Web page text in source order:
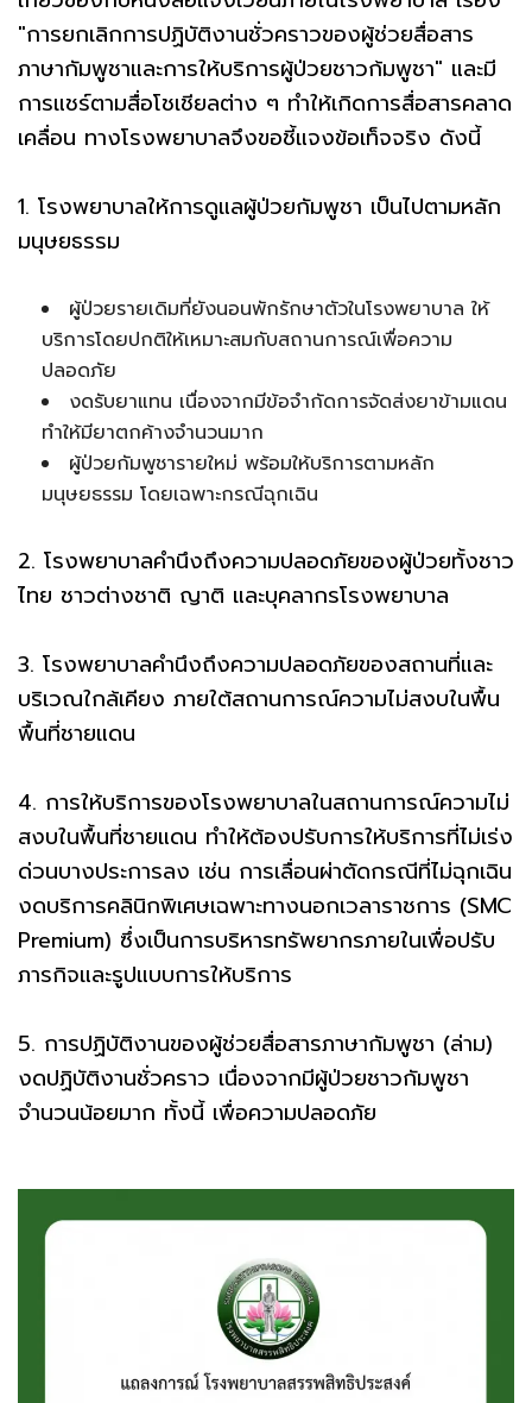
"การยกเลิกการปฏิบัติงานชั่วคราวของผู้ช่วยสื่อสาร
ภาษากัมพูชาและการให้บริการผู้ป่วยชาวก้มพูชา" และมี
การแชร์ตามสื่อโชเชียลต่าง ๆ ทำให้เกิดการสื่อสารคลาด
เคลื่อน ทางโรงพยาบาลจึงขอชี้แจงข้อเท็จจริง ดังนี้
1. โรงพยาบาลให้การดูแลผู้ป่วยกัมพูชา เป็นไปตามหลัก
มนุษยธรรม
ผู้ป่วยรายเดิมที่ยังนอนพักรักษาตัวในโรงพยาบาล ให้
บริการโดยปกติให้เหมาะสมกับสถานการณ์เพื่อความ
ปลอดภัย
งดรับยาแทน เนื่องจากมีข้อจำกัดการจัดส่งยาข้ามแดน
ทำให้มียาตกค้างจำนวนมาก
ผู้ป่วยกัมพูชารายใหม่ พร้อมให้บริการตามหลัก
มนุษยธรรม โดยเฉพาะกรณีฉุกเฉิน
2. โรงพยาบาลคำนึงถึงความปลอดภัยของผู้ป่วยทั้งชาว
ไทย ชาวต่างชาติ ญาติ และบุคลากรโรงพยาบาล
3. โรงพยาบาลคำนึงถึงความปลอดภัยของสถานที่และ
บริเวณใกล้เคียง ภายใต้สถานการณ์ความไม่สงบในพื้น
พื้นที่ชายแดน
4. การให้บริการของโรงพยาบาลในสถานการณ์ความไม่
สงบในพื้นที่ชายแดน ทำให้ต้องปรับการให้บริการที่ไม่เร่ง
ด่วนบางประการลง เช่น การเลื่อนผ่าตัดกรณีที่ไม่ฉุกเฉิน
งดบริการคลินิกพิเศษเฉพาะทางนอกเวลาราชการ (SMC
Premium) ซึ่งเป็นการบริหารทรัพยากรภายในเพื่อปรับ
ภารกิจและรูปแบบการให้บริการ
5. การปฏิบัติงานของผู้ช่วยสื่อสารภาษากัมพูชา (ล่าม)
งดปฏิบัติงานชั่วคราว เนื่องจากมีผู้ป่วยชาวกัมพูชา
จำนวนน้อยมาก ทั้งนี้ เพื่อความปลอดภัย